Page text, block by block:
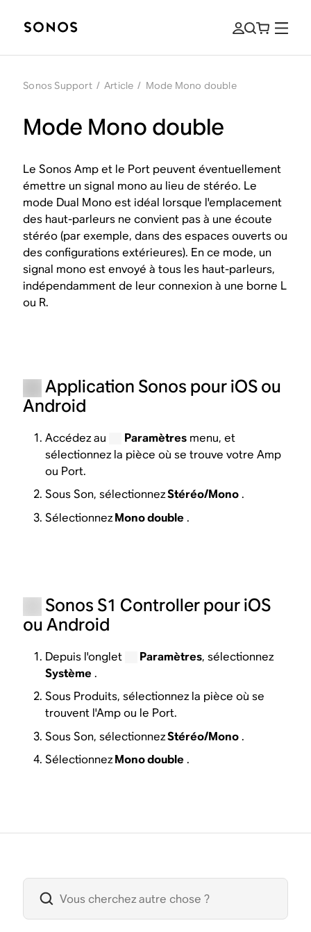
Sonos Support / Article / Mode Mono double
Mode Mono double
Le Sonos Amp et le Port peuvent éventuellement
émettre un signal mono au lieu de stéréo. Le
mode Dual Mono est idéal lorsque l'emplacement
des haut-parleurs ne convient pas à une écoute
stéréo (par exemple, dans des espaces ouverts ou
des configurations extérieures). En ce mode, un
signal mono est envoyé à tous les haut-parleurs,
indépendamment de leur connexion à une borne L
ou R.
Application Sonos pour iOS ou
Android
Accédez au Paramètresmenu, et
sélectionnez la pièce où se trouve votre Amp
ou Port.
Sous Son, sélectionnezStéréo/Mono.
SélectionnezMono double .
Sonos S1 Controller pour iOS
ou Android
Depuis l'onglet Paramètres, sélectionnez
Système .
Sous Produits, sélectionnez la pièce où se
trouvent l'Amp ou le Port.
Sous Son, sélectionnezStéréo/Mono.
SélectionnezMono double .